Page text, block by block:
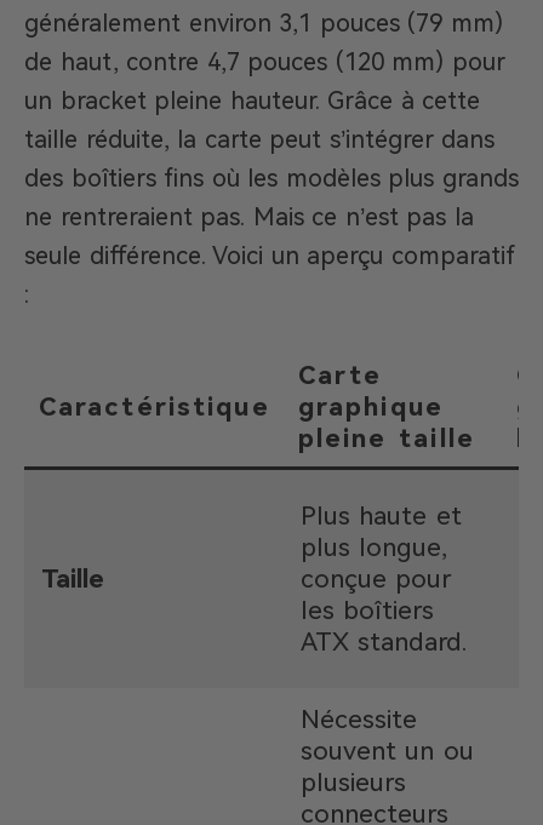
généralement environ 3,1 pouces (79 mm)
de haut, contre 4,7 pouces (120 mm) pour
un bracket pleine hauteur. Grâce à cette
taille réduite, la carte peut s’intégrer dans
des boîtiers fins où les modèles plus grands
ne rentreraient pas. Mais ce n’est pas la
seule différence. Voici un aperçu comparatif
:
Caractéristique
Carte
graphique
pleine taille
Taille
Plus haute et
plus longue,
conçue pour
les boîtiers
ATX standard.
Nécessite
souvent un ou
plusieurs
connecteurs